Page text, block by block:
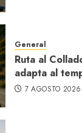
General
Ruta al
adapta al
7 AGOSTO 2026